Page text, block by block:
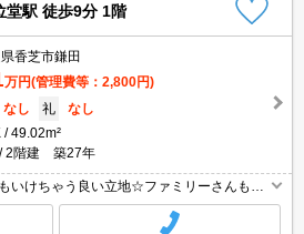
堂駅 徒歩9分 1階
香芝市鎌田
万円(管理費等：2,800円)
なし 礼
なし
49.02m²
2階建 築27年
いけちゃう良い立地☆ファミリーさんも単
々つかえちゃいますよ!(^^)!独立洗面化粧台
に注目の人気物件ですよ！！